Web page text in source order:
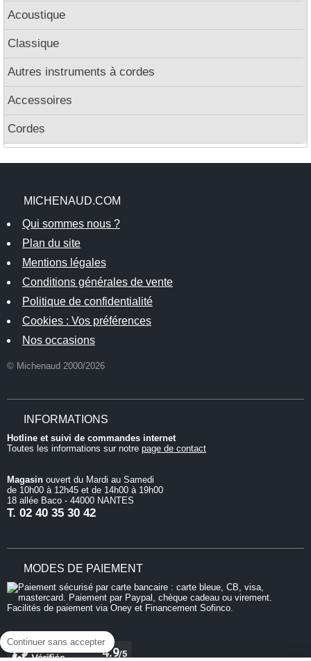
Continuer sans accepter
Acoustique
Classique
Autres instruments à cordes
Accessoires
Cordes
MICHENAUD.COM
Qui sommes nous ?
Plan du site
Mentions légales
Conditions générales de vente
Politique de confidentialité
Cookies : Vos préférences
Nos occasions
© Michenaud 2000/2026
INFORMATIONS
Hotline et suivi de commandes internet
Toutes les informations sur notre page de contact
Magasin ouvert du Mardi au Samedi
de 10h00 à 12h45 et de 14h00 à 19h00
18 allée Baco - 44000 NANTES
T. 02 40 35 30 42
MODES DE PAIEMENT